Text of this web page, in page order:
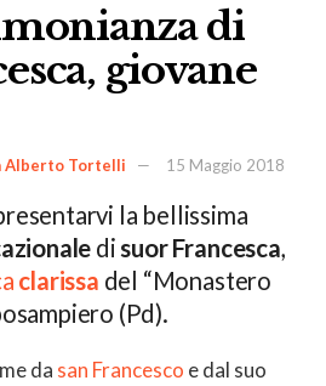
di
giovane
Alberto Tortelli 15 Maggio 2018
la bellissima
di suor Francesca,
clarissa del “Monastero
(Pd).
da san Francesco e dal suo